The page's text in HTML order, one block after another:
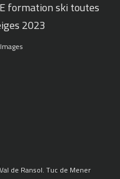
formation ski toutes
2023